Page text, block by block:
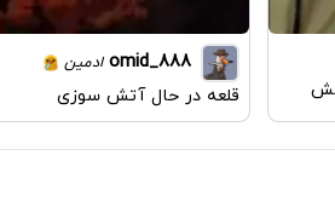
omid_888 ادمین
قلعه در حال آتش سوزی